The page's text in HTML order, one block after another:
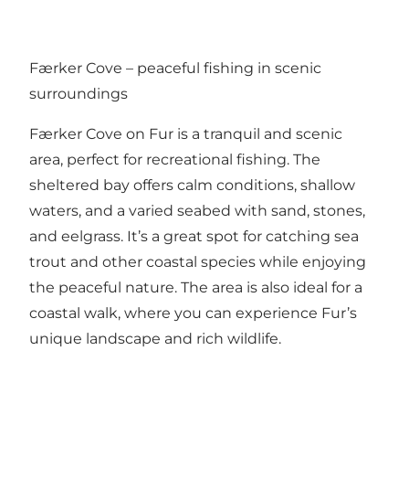
Færker Cove – peaceful fishing in scenic
surroundings
Færker Cove on Fur is a tranquil and scenic
area, perfect for recreational fishing. The
sheltered bay offers calm conditions, shallow
waters, and a varied seabed with sand, stones,
and eelgrass. It’s a great spot for catching sea
trout and other coastal species while enjoying
the peaceful nature. The area is also ideal for a
coastal walk, where you can experience Fur’s
unique landscape and rich wildlife.